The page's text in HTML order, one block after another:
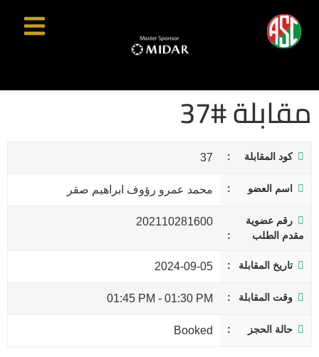
مقابلة #37
كود المقابلة 37
اسم العضو محمد عمرو رؤوف ابراهيم صقر
رقم عضوية
مقدم الطلب
202110281600
تاريخ المقابلة 2024-09-05
وقت المقابلة 01:30 PM
-
01:45 PM
حالة الحجز Booked